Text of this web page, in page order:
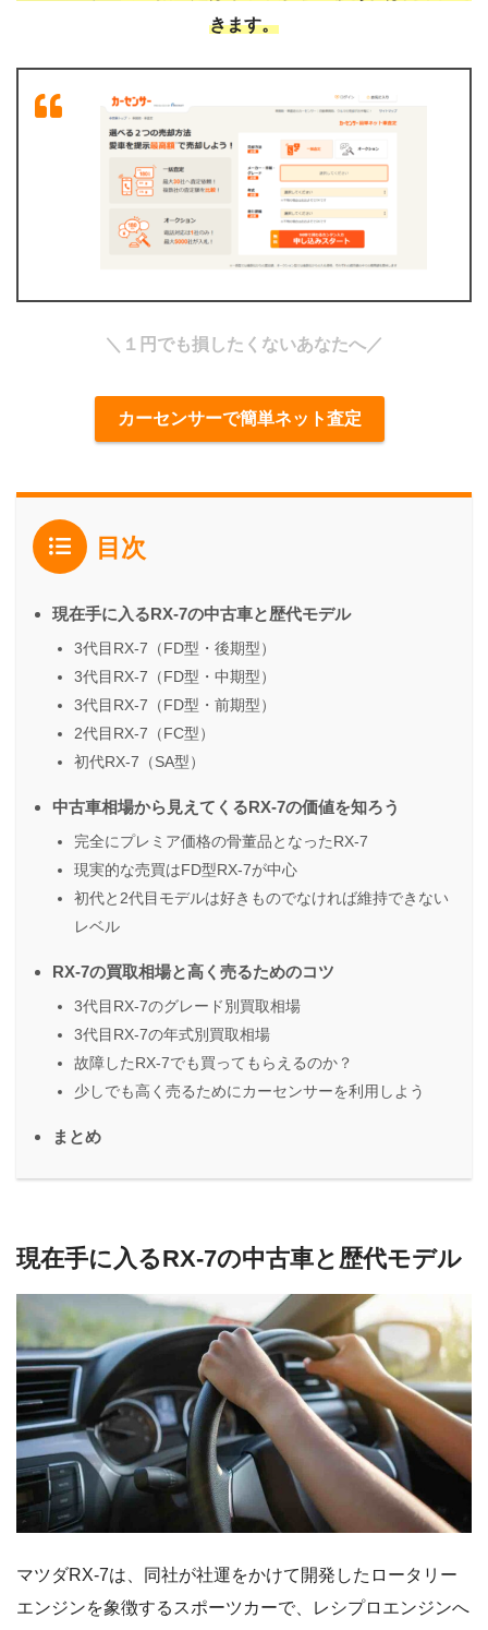
きます。
＼１円でも損したくないあなたへ／
カーセンサーで簡単ネット査定
目次
現在手に入るRX-7の中古車と歴代モデル
3代目RX-7（FD型・後期型）
3代目RX-7（FD型・中期型）
3代目RX-7（FD型・前期型）
2代目RX-7（FC型）
初代RX-7（SA型）
中古車相場から見えてくるRX-7の価値を知ろう
完全にプレミア価格の骨董品となったRX-7
現実的な売買はFD型RX-7が中心
初代と2代目モデルは好きものでなければ維持できない
レベル
RX-7の買取相場と高く売るためのコツ
3代目RX-7のグレード別買取相場
3代目RX-7の年式別買取相場
故障したRX-7でも買ってもらえるのか？
少しでも高く売るためにカーセンサーを利用しよう
まとめ
現在手に入るRX-7の中古車と歴代モデル
マツダRX-7は、同社が社運をかけて開発したロータリー
エンジンを象徴するスポーツカーで、レシプロエンジンへ